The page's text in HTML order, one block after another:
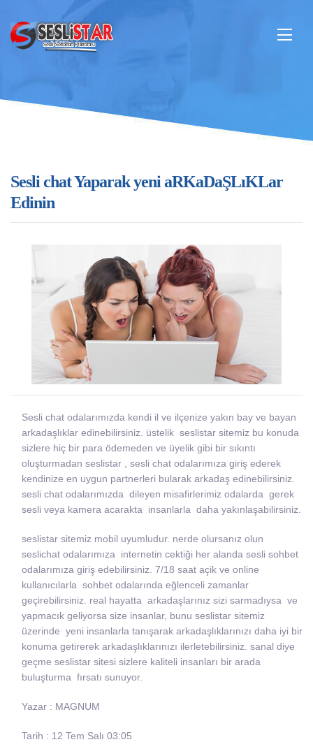
Sesli chat Yaparak yeni aRKaDaŞLıKLar
Edinin
Sesli chat odalarımızda kendi il ve ilçenize yakın bay ve bayan
arkadaşlıklar edinebilirsiniz. üstelik seslistar sitemiz bu konuda
sizlere hiç bir para ödemeden ve üyelik gibi bir sıkıntı
oluşturmadan seslistar , sesli chat odalarımıza giriş ederek
kendinize en uygun partnerleri bularak arkadaş edinebilirsiniz.
sesli chat odalarımızda dileyen misafirlerimiz odalarda gerek
sesli veya kamera acarakta insanlarla daha yakınlaşabilirsiniz.
seslistar sitemiz mobil uyumludur. nerde olursanız olun
seslichat odalarımıza internetin cektiği her alanda sesli sohbet
odalarımıza giriş edebilirsiniz. 7/18 saat açik ve online
kullanıcılarla sohbet odalarında eğlenceli zamanlar
geçirebilirsiniz. real hayatta arkadaşlarınız sizi sarmadıysa ve
yapmacık geliyorsa size insanlar, bunu seslistar sitemiz
üzerinde yeni insanlarla tanışarak arkadaşlıklarınızı daha iyi bir
konuma getirerek arkadaşlıklarınızı ilerletebilirsiniz. sanal diye
geçme seslistar sitesi sizlere kaliteli insanları bir arada
buluşturma fırsatı sunuyor.
Yazar : MAGNUM
Tarih : 12 Tem Salı 03:05